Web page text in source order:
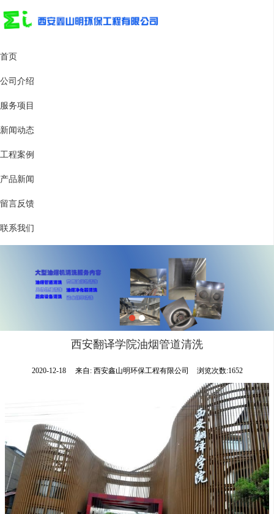
首页
公司介绍
服务项目
新闻动态
工程案例
产品新闻
留言反馈
联系我们
西安翻译学院油烟管道清洗
2020-12-18 来自: 西安鑫山明环保工程有限公司 浏览次数:1652